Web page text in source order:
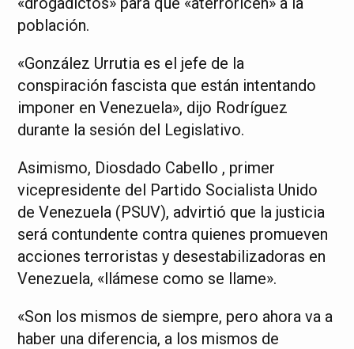
población.
«González Urrutia es el jefe de la
conspiración fascista que están intentando
imponer en Venezuela», dijo Rodríguez
durante la sesión del Legislativo.
Asimismo, Diosdado Cabello , primer
vicepresidente del Partido Socialista Unido
de Venezuela (PSUV), advirtió que la justicia
será contundente contra quienes promueven
acciones terroristas y desestabilizadoras en
Venezuela, «llámese como se llame».
«Son los mismos de siempre, pero ahora va a
haber una diferencia, a los mismos de